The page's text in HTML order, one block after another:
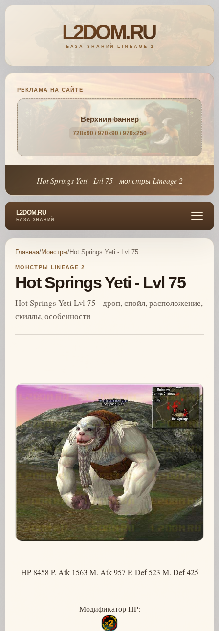
РЕКЛАМА НА САЙТЕ
Верхний баннер
728x90 / 970x90 / 970x250
Hot Springs Yeti - Lvl 75 - монстры Lineage 2
L2DOM.RU
БАЗА ЗНАНИЙ
Главная/Монстры/Hot Springs Yeti - Lvl 75
МОНСТРЫ LINEAGE 2
Hot Springs Yeti - Lvl 75
Hot Springs Yeti Lvl 75 - дроп, спойл, расположение,
скиллы, особенности
HP 8458 P. Atk 1563 M. Atk 957 P. Def 523 M. Def 425
Модификатор HP: